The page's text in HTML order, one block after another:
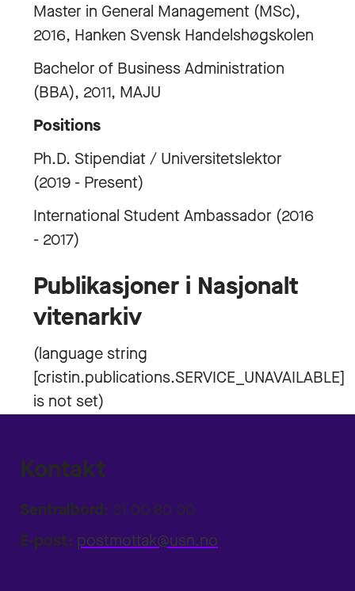
Master in General Management (MSc),
2016, Hanken Svensk Handelshøgskolen
Bachelor of Business Administration
(BBA), 2011, MAJU
Positions
Ph.D. Stipendiat / Universitetslektor
(2019 - Present)
International Student Ambassador (2016
- 2017)
Publikasjoner i Nasjonalt
vitenarkiv
Kontakt
Sentralbord: 31 00 80 00
E-post: postmottak@usn.no